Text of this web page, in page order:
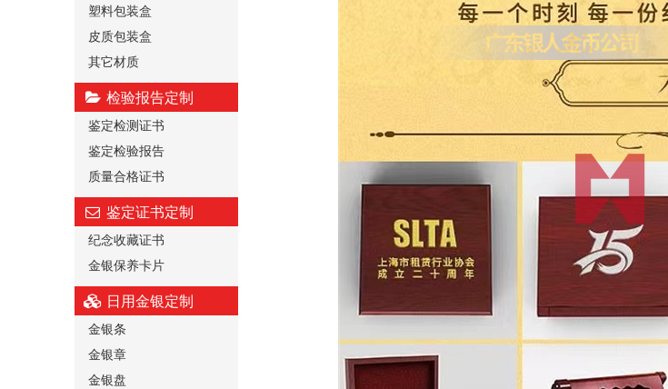
塑料包装盒
皮质包装盒
其它材质
检验报告定制
鉴定检测证书
鉴定检验报告
质量合格证书
鉴定证书定制
纪念收藏证书
金银保养卡片
日用金银定制
金银条
金银章
金银盘